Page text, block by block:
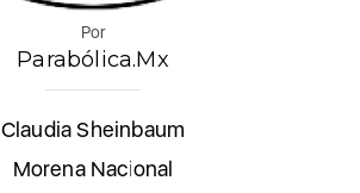
Por
Parabólica.Mx
Claudia Sheinbaum
Morena Nacional